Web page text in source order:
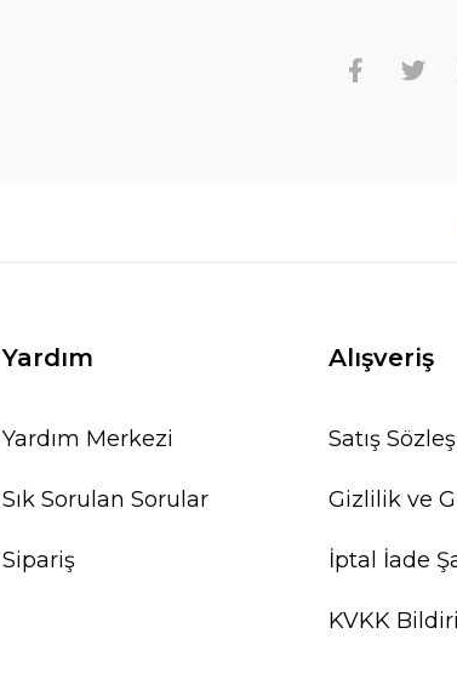
Yardım
Yardım Merkezi
Sık Sorulan Sorular
Sipariş
Alışveriş
Satış
Gizlilik ve
İptal İade
KVKK